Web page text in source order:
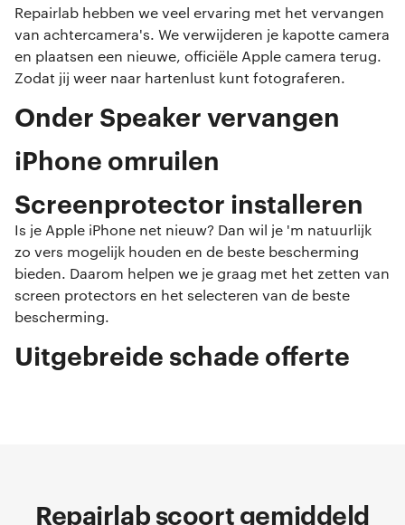
Repairlab hebben we veel ervaring met het vervangen
van achtercamera's. We verwijderen je kapotte camera
en plaatsen een nieuwe, officiële Apple camera terug.
Zodat jij weer naar hartenlust kunt fotograferen.
Onder Speaker vervangen
iPhone omruilen
Screenprotector installeren
Is je Apple iPhone net nieuw? Dan wil je 'm natuurlijk
zo vers mogelijk houden en de beste bescherming
bieden. Daarom helpen we je graag met het zetten van
screen protectors en het selecteren van de beste
bescherming.
Uitgebreide schade offerte
Repairlab scoort gemiddeld